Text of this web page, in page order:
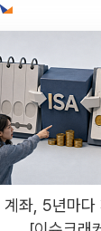
계좌, 5년마다